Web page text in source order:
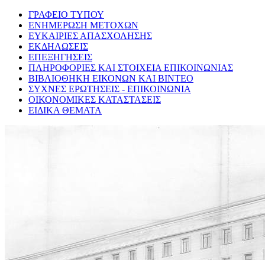
ΓΡΑΦΕΙΟ ΤΥΠΟΥ
ΕΝΗΜΕΡΩΣΗ ΜΕΤΟΧΩΝ
ΕΥΚΑΙΡΙΕΣ ΑΠΑΣΧΟΛΗΣΗΣ
ΕΚΔΗΛΩΣΕΙΣ
ΕΠΕΞΗΓΗΣΕΙΣ
ΠΛΗΡΟΦΟΡΙΕΣ ΚΑΙ ΣΤΟΙΧΕΙΑ ΕΠΙΚΟΙΝΩΝΙΑΣ
ΒΙΒΛΙΟΘΗΚΗ ΕΙΚΟΝΩΝ ΚΑΙ ΒΙΝΤΕΟ
ΣΥΧΝΕΣ ΕΡΩΤΗΣΕΙΣ - ΕΠΙΚΟΙΝΩΝΙΑ
ΟΙΚΟΝΟΜΙΚΕΣ ΚΑΤΑΣΤΑΣΕΙΣ
ΕΙΔΙΚΑ ΘΕΜΑΤΑ